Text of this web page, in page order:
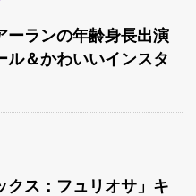
ーランの年齢身長出演
ル＆かわいいインスタ
クス：フュリオサ」キ